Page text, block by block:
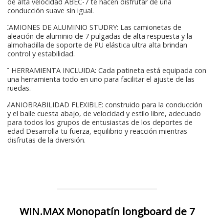
conducción suave sin igual.
CAMIONES DE ALUMINIO STUDRY: Las camionetas de
aleación de aluminio de 7 pulgadas de alta respuesta y la
almohadilla de soporte de PU elástica ultra alta brindan
control y estabilidad.
T HERRAMIENTA INCLUIDA: Cada patineta está equipada con
una herramienta todo en uno para facilitar el ajuste de las
ruedas.
MANIOBRABILIDAD FLEXIBLE: construido para la conducción
y el baile cuesta abajo, de velocidad y estilo libre, adecuado
para todos los grupos de entusiastas de los deportes de
edad Desarrolla tu fuerza, equilibrio y reacción mientras
disfrutas de la diversión.
WIN.MAX Monopatín longboard de 7